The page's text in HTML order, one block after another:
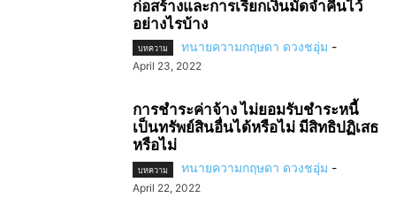
ก่อสร้างและการเรียกเงินมัดจำคืนไว้
อย่างไรบ้าง
บทความ ทนายความกฤษดา ดวงชอุ่ม -
April 23, 2022
การชำระค่าจ้าง ไม่ยอมรับชำระหนี้
เป็นทรัพย์สินอื่นได้หรือไม่ มีสิทธิปฏิเสธ
หรือไม่
บทความ ทนายความกฤษดา ดวงชอุ่ม -
April 22, 2022